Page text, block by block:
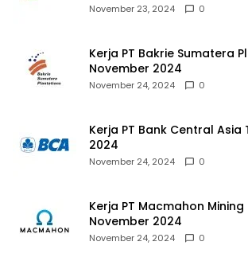
November 23, 2024 0
Kerja PT Bakrie Sumatera
November 2024
November 24, 2024 0
Kerja PT Bank Central Asia
2024
November 24, 2024 0
Kerja PT Macmahon Mining
November 2024
November 24, 2024 0